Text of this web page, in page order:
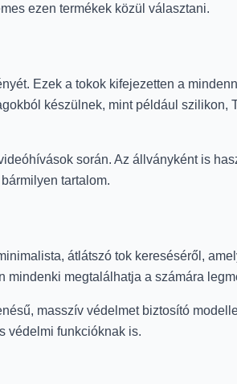
ezen termékek közül választani.
Ezek a tokok kifejezetten a
készülnek, mint például szilikon,
során. Az állványként is
tartalom.
átlátszó tok kereséséről,
mindenki megtalálhatja a számára
masszív védelmet biztosító
védelmi funkcióknak is.